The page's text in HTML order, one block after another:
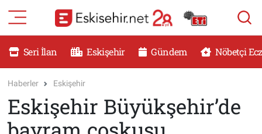
Seri İlan Eskişehir Gündem Nöbetçi
Haberler Eskişehir
Eskişehir Büyükşehir’de
RESMİ İLANLAR
DÜNYA
Eskişehir Nöbetçi Eczaneler
Eskişehir Namaz Vakitleri